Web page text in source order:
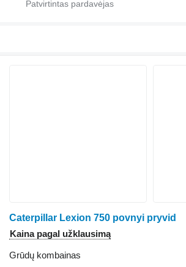
Caterpillar Lexion 750 povnyi pryvid
Kaina pagal užklausimą
Grūdų kombainas